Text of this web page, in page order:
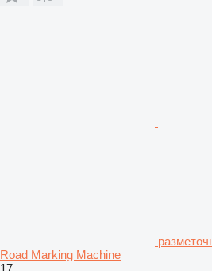
Road Marking Machine
17